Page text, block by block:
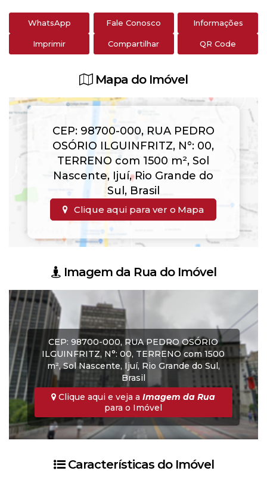
WhatsApp Fale Conosco Informações
Imprimir Compartilhar QR Code
Mapa do Imóvel
CEP: 98700-000, RUA PEDRO
OSÓRIO ILGUINFRITZ, N°: 00,
TERRENO com 1500 m²,Sol
Nascente, Ijuí,Rio Grande do
Sul , Brasil
Clique aqui para ver o Mapa
Imagem da Rua do Imóvel
CEP: 98700-000,RUA PEDRO OSÓRIO
ILGUINFRITZ, N°: 00, TERRENO com 1500
m²,Sol Nascente, Ijuí, Rio Grande do Sul,
Brasil
Clique aqui e veja aImagem da Rua
para o Imóvel
Características do Imóvel